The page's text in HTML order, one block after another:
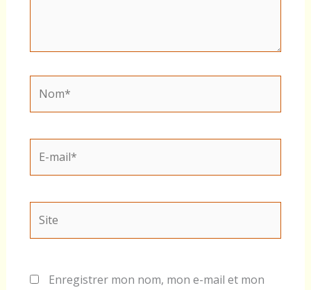
mail*
Enregistrer mon nom, mon e-mail et mon